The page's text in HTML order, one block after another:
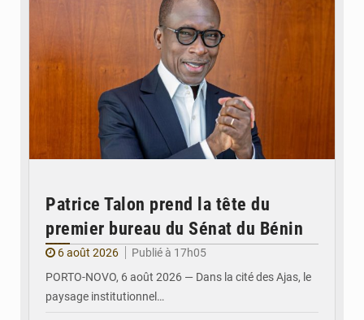
Patrice Talon prend la tête du
premier bureau du Sénat du Bénin
6 août 2026
Publié à 17h05
PORTO-NOVO, 6 août 2026 — Dans la cité des Ajas, le
paysage institutionnel…